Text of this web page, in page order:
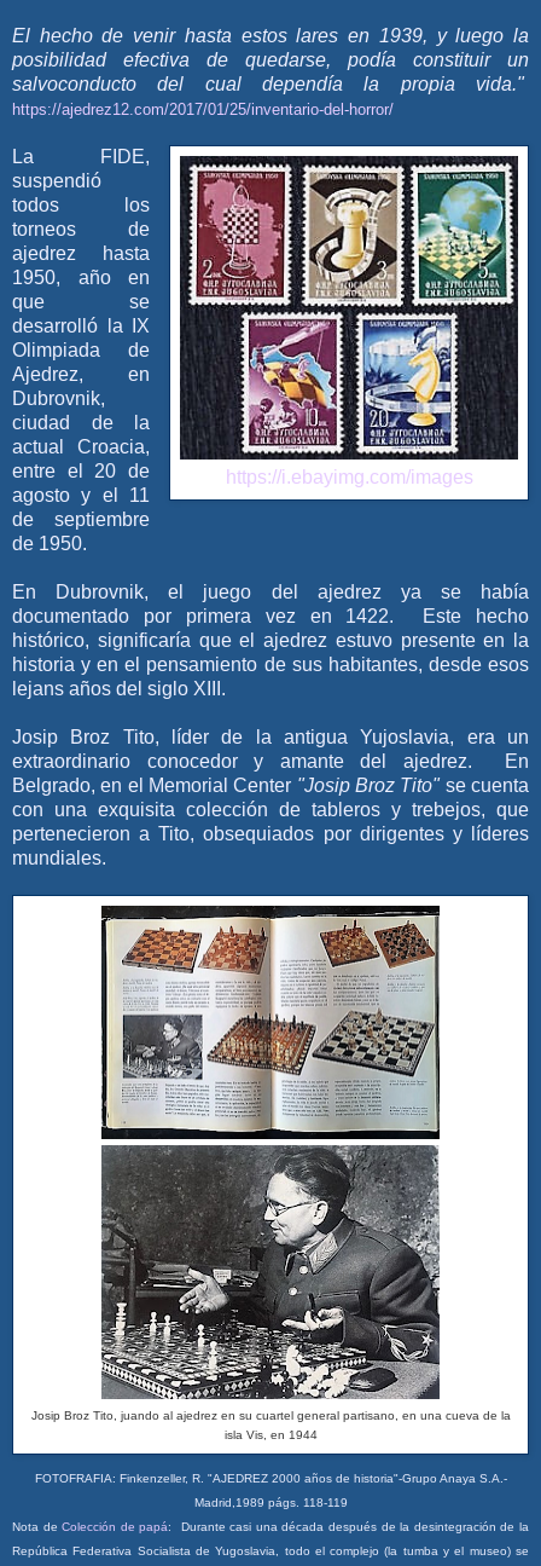
El hecho de venir hasta estos lares en 1939, y luego la
posibilidad efectiva de quedarse, podía constituir un
salvoconducto del cual dependía la propia vida."
https://ajedrez12.com/2017/01/25/inventario-del-horror/
https://i.ebayimg.com/images
La FIDE,
suspendió
todos los
torneos de
ajedrez hasta
1950, año en
que se
desarrolló la IX
Olimpiada de
Ajedrez, en
Dubrovnik,
ciudad de la
actual Croacia,
entre el 20 de
agosto y el 11
de septiembre
de 1950.
En Dubrovnik, el juego del ajedrez ya se había
documentado por primera vez en 1422. Este hecho
histórico, significaría que el ajedrez estuvo presente en la
historia y en el pensamiento de sus habitantes, desde esos
lejans años del siglo XIII.
Josip Broz Tito, líder de la antigua Yujoslavia, era un
extraordinario conocedor y amante del ajedrez. En
Belgrado, en el Memorial Center "Josip Broz Tito"se cuenta
con una exquisita colección de tableros y trebejos, que
pertenecieron a Tito, obsequiados por dirigentes y líderes
mundiales.
Josip Broz Tito, juando al ajedrez en su cuartel general partisano, en una cueva de la
isla Vis, en 1944
FOTOFRAFIA: Finkenzeller, R. "AJEDREZ 2000 años de historia"-Grupo Anaya S.A.-
Madrid,1989 págs. 118-119
Nota deColección de papá: Durante casi una década después de la desintegración de la
República Federativa Socialista de Yugoslavia, todo el complejo (la tumba y el museo) se